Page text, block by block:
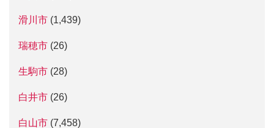
滑川市 (1,439)
瑞穂市 (26)
生駒市 (28)
白井市 (26)
白山市 (7,458)